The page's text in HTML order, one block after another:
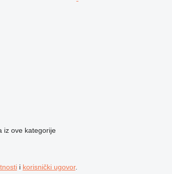
iz ove kategorije
i korisnički ugovor.